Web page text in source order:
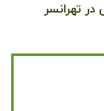
تهرانسر